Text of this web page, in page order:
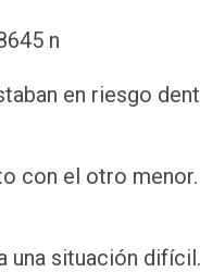
en riesgo
con el otro
una situación